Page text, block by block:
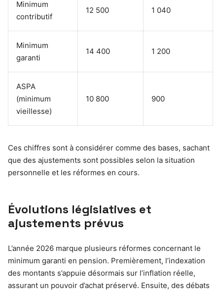
Minimum
contributif
12 500 1 040
Minimum
garanti
14 400 1 200
ASPA
(minimum
vieillesse)
10 800 900
Ces chiffres sont à considérer comme des bases, sachant
que des ajustements sont possibles selon la situation
personnelle et les réformes en cours.
Évolutions législatives et
ajustements prévus
L’année 2026 marque plusieurs réformes concernant le
minimum garanti en pension. Premièrement, l’indexation
des montants s’appuie désormais sur l’inflation réelle,
assurant un pouvoir d’achat préservé. Ensuite, des débats